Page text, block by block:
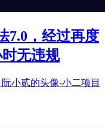
7.0，经过再度
无违规